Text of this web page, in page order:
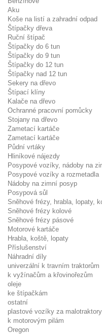
Aku
Koše na listí a zahradní odpad
Štípačky dřeva
Ruční štípač
Štípačky do 6 tun
Štípačky do 9 tun
Štípačky do 12 tun
Štípačky nad 12 tun
Sekery na dřevo
Štípací klíny
Kalače na dřevo
Ochranné pracovní pomůcky
Stojany na dřevo
Zametací kartáče
Zametací kartáče
Půdní vrtáky
Hliníkové nájezdy
Posypové vozíky, nádoby na
Posypové vozíky a rozmetadla
Nádoby na zimní posyp
Posypová sůl
Sněhové frézy, hrabla, lopaty,
Sněhové frézy kolové
Sněhové frézy pásové
Motorové kartáče
Hrabla, koště, lopaty
Příslušenství
Náhradní díly
univerzální k travním traktorům
k vyžínačům a křovinořezům
oleje
ke štípačkám
ostatní
plastové vozíky za malotraktory
k motorovým pilám
Oregon